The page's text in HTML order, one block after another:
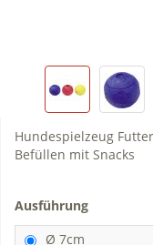
Hundespielzeug
Befüllen mit Snacks
Ausführung
Ø 7cm